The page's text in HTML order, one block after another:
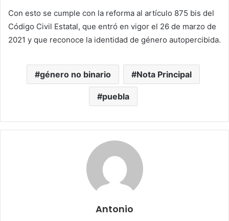
Con esto se cumple con la reforma al artículo 875 bis del
Código Civil Estatal, que entró en vigor el 26 de marzo de
2021 y que reconoce la identidad de género autopercibida.
género no binario Nota Principal
puebla
Antonio